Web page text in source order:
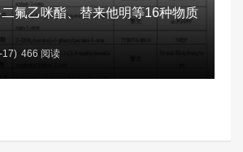
氟乙咪酯、替来他明等16种物质
17) 466 阅读